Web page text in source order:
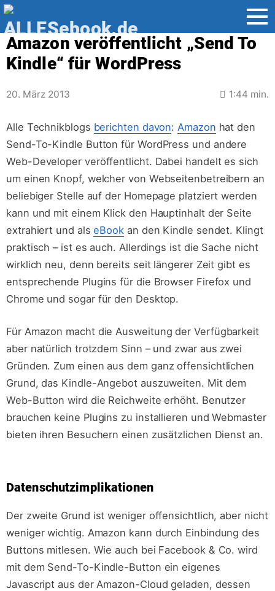
Jump
directly
to
the
Amazon veröffentlicht „Send To
Kindle“ für WordPress
20. März 2013 1:44 min.
Alle Technikblogs berichten davon:Amazon hat den
Send-To-Kindle Button für WordPress und andere
Web-Developer veröffentlicht. Dabei handelt es sich
um einen Knopf, welcher von Webseitenbetreibern an
beliebiger Stelle auf der Homepage platziert werden
kann und mit einem Klick den Hauptinhalt der Seite
extrahiert und alseBook an den Kindle sendet. Klingt
praktisch – ist es auch. Allerdings ist die Sache nicht
wirklich neu, denn bereits seit längerer Zeit gibt es
entsprechende Plugins für die Browser Firefox und
Chrome und sogar für den Desktop.
Für Amazon macht die Ausweitung der Verfügbarkeit
aber natürlich trotzdem Sinn – und zwar aus zwei
Gründen. Zum einen aus dem ganz offensichtlichen
Grund, das Kindle-Angebot auszuweiten. Mit dem
Web-Button wird die Reichweite erhöht. Benutzer
brauchen keine Plugins zu installieren und Webmaster
bieten ihren Besuchern einen zusätzlichen Dienst an.
Datenschutzimplikationen
Der zweite Grund ist weniger offensichtlich, aber nicht
weniger wichtig. Amazon kann durch Einbindung des
Buttons mitlesen. Wie auch bei Facebook & Co. wird
mit dem Send-To-Kindle-Button ein eigenes
Javascript aus der Amazon-Cloud geladen, dessen